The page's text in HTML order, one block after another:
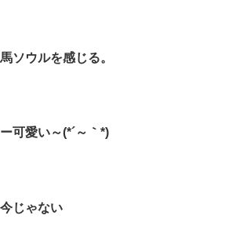
ソウルを感じる。
可愛い～(*´～｀*)
じゃない